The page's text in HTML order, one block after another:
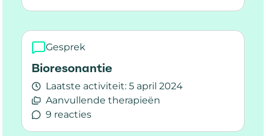
Lees meer over De diagnose en daarna
Gesprek
Bioresonantie
Laatste activiteit: 5 april 2024
Aanvullende therapieën
9 reacties
Lees meer over Bioresonantie